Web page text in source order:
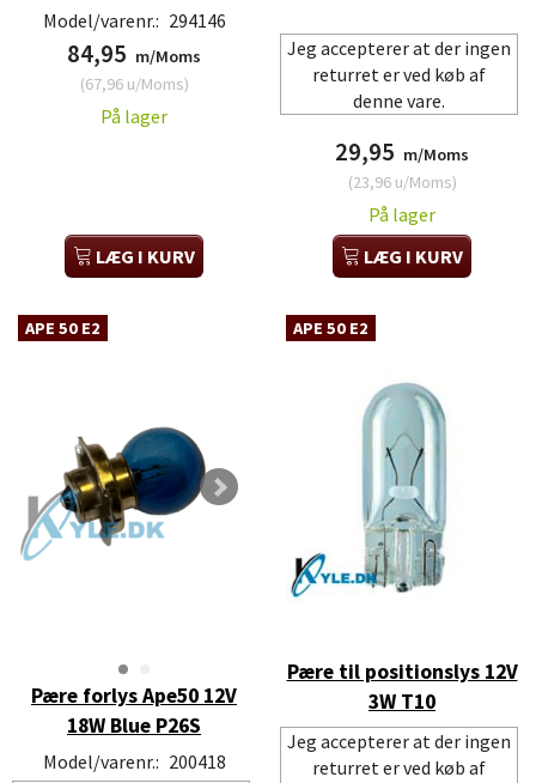
Model/varenr.: 294146
84,95 m/Moms
(67,96u/Moms)
På lager
LÆG I KURV
Jeg accepterer at der ingen
returret er ved køb af
denne vare.
29,95 m/Moms
(23,96u/Moms)
På lager
LÆG I KURV
APE 50 E2
Pære forlys Ape50 12V
18W Blue P26S
Model/varenr.: 200418
APE 50 E2
Pære til positionslys 12V
3W T10
Jeg accepterer at der ingen
returret er ved køb af